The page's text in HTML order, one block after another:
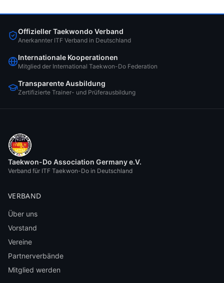
Offizieller Taekwondo Verband
Anerkannter ITF Verband in Deutschland
Internationale Kooperationen
Mitglied der International Taekwon-Do Federation
Transparente Ausbildung
Zertifizierte Trainer- und Prüferausbildung
Taekwon-Do Association Germany e.V.
Verband für ITF Taekwon-Do in Deutschland
VERBAND
Über uns
Vorstand
Vereine
Partnerverbände
Mitglied werden